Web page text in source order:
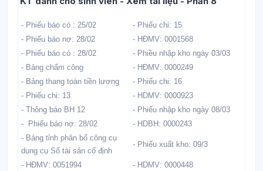
- Phiếu báo có : 25/02
- Phiếu chi: 15
- Phiếu báo nợ: 28/02
- HĐMV: 0001568
- Phiếu báo có : 28/02
- Phiều nhập kho ngày 03/03
- Bảng chấm công
- HĐMV: 0000249
- Bảng thang toàn tiền lương
- Phiếu chi: 16
- Phiếu chi: 13
- HDMV: 0000923
- Thông báo BH 12
- Phiếu nhập kho ngày 08/03
- Phiếu báo nợ: 28/02
- HDBH: 0000243
- Bảng tỉnh phân bổ công cụ
dụng cụ Số tài sản cố định
- Phiếu xuất kho: 09/3
- HĐMV: 0051994
- HDMV: 0000448